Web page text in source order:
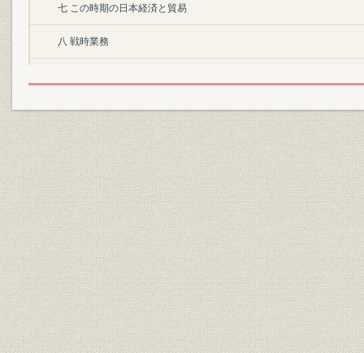
七 この時期の日本経済と貿易
八 戦時業務
九 占領政策と当社の再建
東棉史その五(朝鮮動乱勃発―昭和三十四年三月)
一〇 社業の拡張とその調整
一一 経営の多角・総合化
現況(昭和三十四年四月以降)
関係会社
一 戦前における関係会社
二 戦後における関係会社